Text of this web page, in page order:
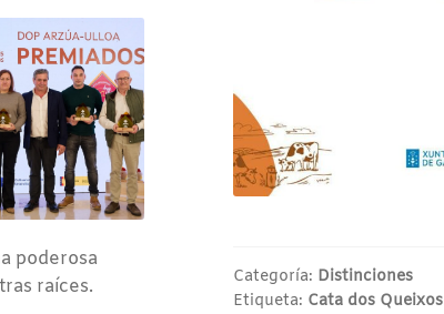
poderosa
raíces.
Categoría: Distinciones
Etiqueta: Cata dos Queixos